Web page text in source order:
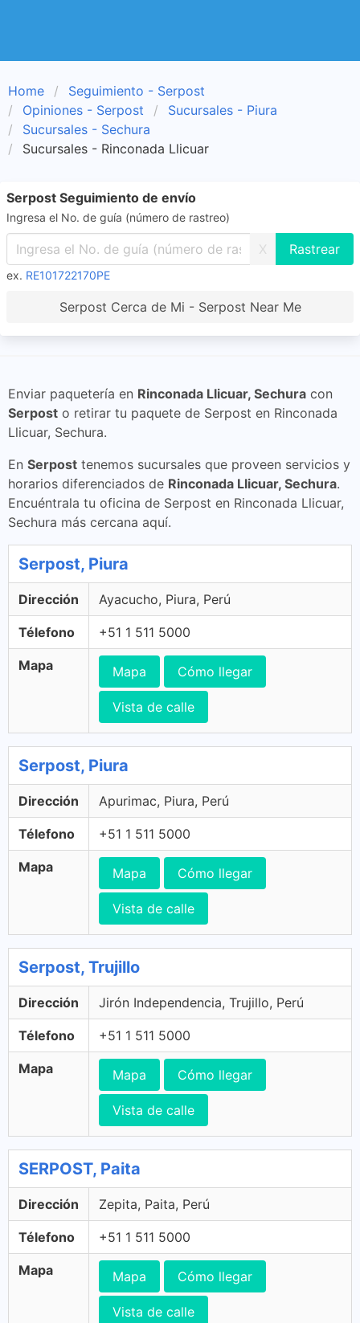
Home
Seguimiento - Serpost
Opiniones - Serpost
Sucursales - Piura
Sucursales - Sechura
Sucursales - Rinconada Llicuar
Serpost Seguimiento de envío
Ingresa el No. de guía (número de rastreo)
X
ex. RE101722170PE
Serpost Cerca de Mi - Serpost Near Me
Enviar paquetería en Rinconada Llicuar, Sechura con
Serpost o retirar tu paquete de Serpost en Rinconada
Llicuar, Sechura.
En Serpost tenemos sucursales que proveen servicios y
horarios diferenciados de Rinconada Llicuar, Sechura.
Encuéntrala tu oficina de Serpost en Rinconada Llicuar,
Sechura más cercana aquí.
Serpost, Piura
Dirección Ayacucho, Piura, Perú
Télefono +51 1 511 5000
Mapa Mapa Cómo llegar
Vista de calle
Serpost, Piura
Dirección Apurimac, Piura, Perú
Télefono +51 1 511 5000
Mapa Mapa Cómo llegar
Vista de calle
Serpost, Trujillo
Dirección Jirón Independencia, Trujillo, Perú
Télefono +51 1 511 5000
Mapa Mapa Cómo llegar
Vista de calle
SERPOST, Paita
Dirección Zepita, Paita, Perú
Télefono +51 1 511 5000
Mapa Mapa Cómo llegar
Vista de calle